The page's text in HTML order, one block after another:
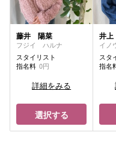
藤井 陽菜
フジイ ハルナ
スタイリスト
指名料 0円
詳細をみる
選択する
井
イノ
スタ
指名